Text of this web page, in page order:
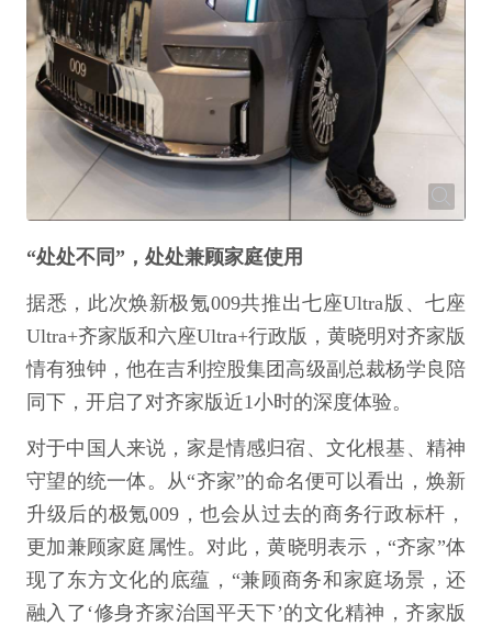
“处处不同”，处处兼顾家庭使用
据悉，此次焕新极氪009共推出七座Ultra版、七座
Ultra+齐家版和六座Ultra+行政版，黄晓明对齐家版
情有独钟，他在吉利控股集团高级副总裁杨学良陪
同下，开启了对齐家版近1小时的深度体验。
对于中国人来说，家是情感归宿、文化根基、精神
守望的统一体‌。从“齐家”的命名便可以看出，焕新
升级后的极氪009，也会从过去的商务行政标杆，
更加兼顾家庭属性。对此，黄晓明表示，“齐家”体
现了东方文化的底蕴，“兼顾商务和家庭场景，还
融入了‘修身齐家治国平天下’的文化精神，齐家版